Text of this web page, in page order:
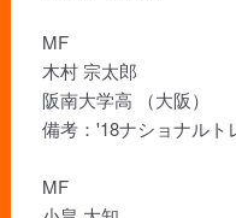
MF
木村 宗太郎
阪南大学高 （大阪）
備考：'18ナショナルト
MF